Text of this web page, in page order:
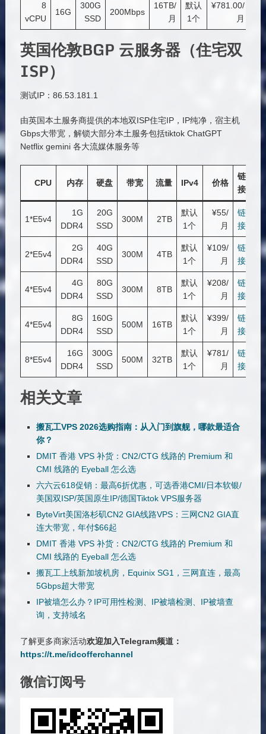
8
vCPU
16G
300G
SSD
200Mbps
16TB/
月
默认
1个
¥781.00/
月
英国伦敦BGP 云服务器（住宅双
ISP）
测试IP：86.53.181.1
由英国本土服务商提供的本地双ISP住宅IP，IP纯净，宿主机
Gbps大带宽，解锁大部分本土服务包括tiktok ChatGPT
Netflix gemini 各大流媒体服务等
CPU 内存 硬盘 带宽 流量 IPv4 价格
链
接
1*E5v4
1G
DDR4
20G
SSD
300M 2TB
默认
1个
¥55/
月
链
接
2*E5v4
2G
DDR4
40G
SSD
300M 4TB
默认
1个
¥109/
月
链
接
4*E5v4
4G
DDR4
80G
SSD
300M 8TB
默认
1个
¥208/
月
链
接
4*E5v4
8G
DDR4
160G
SSD
500M 16TB
默认
1个
¥399/
月
链
接
8*E5v4
16G
DDR4
300G
SSD
500M 32TB
默认
1个
¥781/
月
链
接
相关文章
搬瓦工VPS 2026选购指南：从入门到旗舰，哪款最适合
你？
DMIT 香港 VPS 补货：CN2/CTG 线路的 Premium 和
CMI 线路的 Eyeball 怎么选
六六云618促销：最高6折优惠，可选香港CMI/日本软银/
美国双ISP/英国原生IP/德国Tiktok VPS服务器
ByteVirt美国洛杉矶CN2 GIA线路VPS：三网CN2 GIA直
连大带宽，年付$66起
DMIT 香港 VPS 补货：CN2/CTG 线路的 Premium 和
CMI 线路的 Eyeball 怎么选
搬瓦工上线新加坡机房，Equinix SG1，三网直连，最高
5Gbps超大带宽
IP被墙怎么办？IP可用性检测、IP被墙检测、IP被墙查
询，支持域名
了解更多商家活动欢迎加入Telegram频道：
https://t.me/idcofferchannel
微信订阅号